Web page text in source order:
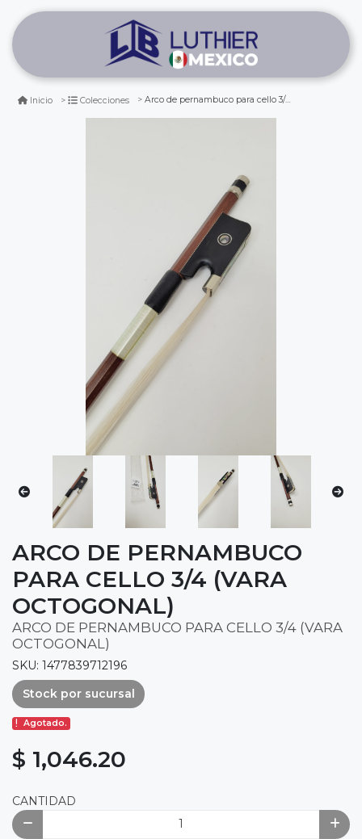
Inicio Colecciones Arco de pernambuco para cello 3/4 (vara octogonal)
ARCO DE PERNAMBUCO
PARA CELLO 3/4 (VARA
OCTOGONAL)
ARCO DE PERNAMBUCO PARA CELLO 3/4 (VARA
OCTOGONAL)
SKU: 1477839712196
Stock por sucursal
Agotado.
$ 1,046.20
CANTIDAD